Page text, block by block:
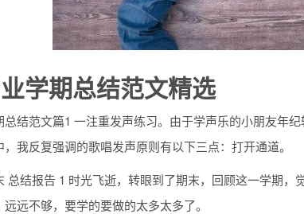
学期总结范文精选
总结范文篇1 一注重发声练习。由于学声乐的小朋友年
我反复强调的歌唱发声原则有以下三点：打开通道。
总结报告 1 时光飞逝，转眼到了期末，回顾这一学期
远不够，要学的要做的太多太多了。